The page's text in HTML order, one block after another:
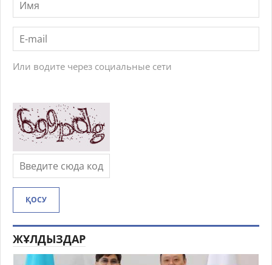
Или водите через социальные сети
ҚОСУ
ЖҰЛДЫЗДАР